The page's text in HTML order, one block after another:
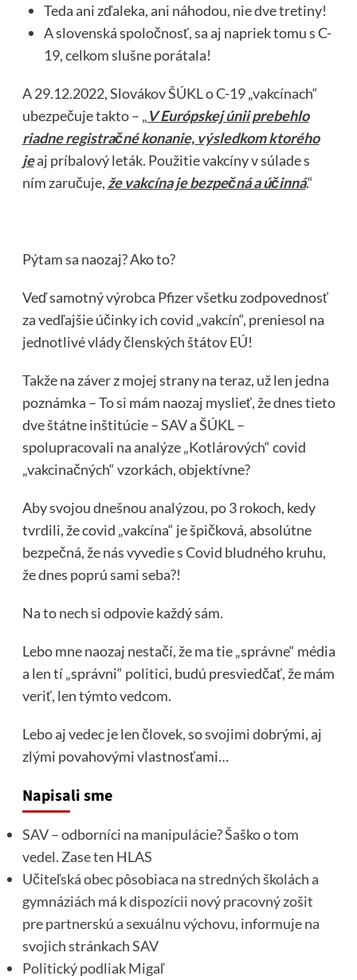
Teda ani zďaleka, ani náhodou, nie dve tretiny!
A slovenská spoločnosť, sa aj napriek tomu s C-
19, celkom slušne porátala!
A 29.12.2022, Slovákov ŠÚKL o C-19 „vakcínach“
ubezpečuje takto – „V Európskej únii prebehlo
riadne registračné konanie, výsledkom ktorého
jeaj príbalový leták. Použitie vakcíny v súlade s
ním zaručuje, že vakcína je bezpečná a účinná.“
Pýtam sa naozaj? Ako to?
Veď samotný výrobca Pfizer všetku zodpovednosť
za vedľajšie účinky ich covid „vakcín“, preniesol na
jednotlivé vlády členských štátov EÚ!
Takže na záver z mojej strany na teraz, už len jedna
poznámka – To si mám naozaj myslieť, že dnes tieto
dve štátne inštitúcie – SAV a ŠÚKL –
spolupracovali na analýze „Kotlárových“ covid
„vakcinačných“ vzorkách, objektívne?
Aby svojou dnešnou analýzou, po 3 rokoch, kedy
tvrdili, že covid „vakcína“ je špičková, absolútne
bezpečná, že nás vyvedie s Covid bludného kruhu,
že dnes poprú sami seba?!
Na to nech si odpovie každý sám.
Lebo mne naozaj nestačí, že ma tie „správne“ média
a len tí „správni“ politici, budú presviedčať, že mám
veriť, len týmto vedcom.
Lebo aj vedec je len človek, so svojimi dobrými, aj
zlými povahovými vlastnosťami…
Napisali sme
SAV – odborníci na manipulácie? Šaško o tom
vedel. Zase ten HLAS
Učiteľská obec pôsobiaca na stredných školách a
gymnáziách má k dispozícii nový pracovný zošit
pre partnerskú a sexuálnu výchovu, informuje na
svojich stránkach SAV
Politický podliak Migaľ